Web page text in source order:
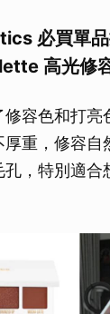
必買單
高光修
容色和打亮
厚重，修容
，特別適合